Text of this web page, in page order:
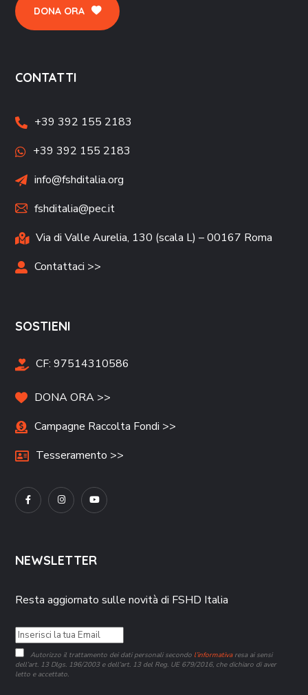
DONA ORA
CONTATTI
+39 392 155 2183
+39 392 155 2183
info@fshditalia.org
fshditalia@pec.it
Via di Valle Aurelia, 130 (scala L) – 00167 Roma
Contattaci >>
SOSTIENI
CF:97514310586
DONA ORA >>
Campagne Raccolta Fondi >>
Tesseramento >>
NEWSLETTER
Resta aggiornato sulle novità di FSHD Italia
Autorizzo il trattamento dei dati personali secondo l’informativaresa ai sensi
dell’art. 13 Dlgs. 196/2003 e dell’art. 13 del Reg. UE 679/2016, che dichiaro di aver
letto e accettato.